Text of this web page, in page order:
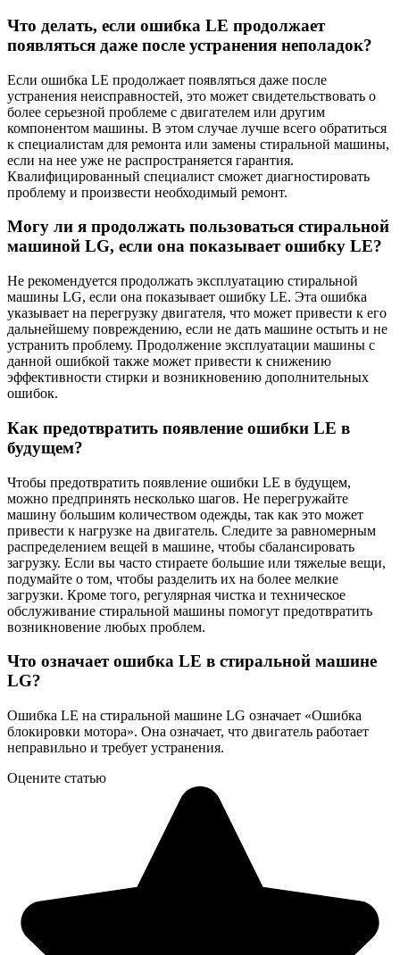
Что делать, если ошибка LE продолжает
появляться даже после устранения неполадок?
Если ошибка LE продолжает появляться даже после
устранения неисправностей, это может свидетельствовать о
более серьезной проблеме с двигателем или другим
компонентом машины. В этом случае лучше всего обратиться
к специалистам для ремонта или замены стиральной машины,
если на нее уже не распространяется гарантия.
Квалифицированный специалист сможет диагностировать
проблему и произвести необходимый ремонт.
Могу ли я продолжать пользоваться стиральной
машиной LG, если она показывает ошибку LE?
Не рекомендуется продолжать эксплуатацию стиральной
машины LG, если она показывает ошибку LE. Эта ошибка
указывает на перегрузку двигателя, что может привести к его
дальнейшему повреждению, если не дать машине остыть и не
устранить проблему. Продолжение эксплуатации машины с
данной ошибкой также может привести к снижению
эффективности стирки и возникновению дополнительных
ошибок.
Как предотвратить появление ошибки LE в
будущем?
Чтобы предотвратить появление ошибки LE в будущем,
можно предпринять несколько шагов. Не перегружайте
машину большим количеством одежды, так как это может
привести к нагрузке на двигатель. Следите за равномерным
распределением вещей в машине, чтобы сбалансировать
загрузку. Если вы часто стираете большие или тяжелые вещи,
подумайте о том, чтобы разделить их на более мелкие
загрузки. Кроме того, регулярная чистка и техническое
обслуживание стиральной машины помогут предотвратить
возникновение любых проблем.
Что означает ошибка LE в стиральной машине
LG?
Ошибка LE на стиральной машине LG означает «Ошибка
блокировки мотора». Она означает, что двигатель работает
неправильно и требует устранения.
Оцените статью